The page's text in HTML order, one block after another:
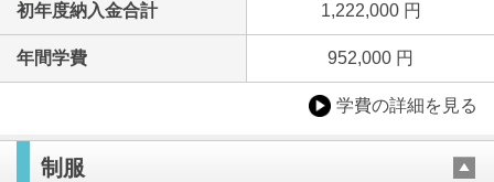
初年度納入金合計 1,222,000 円
年間学費 952,000 円
学費の詳細を見る
制服